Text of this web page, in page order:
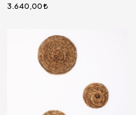
3.640,00